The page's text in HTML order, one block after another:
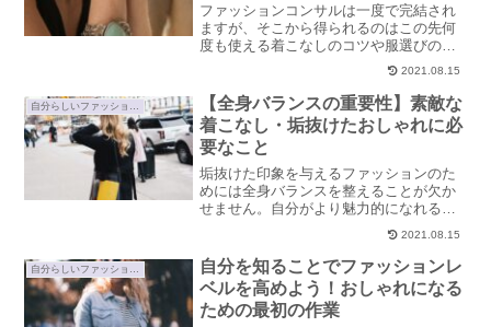
ファッションコンサルは一度で完結され
ますが、そこから得られるのはこの先何
度も使える着こなしのコツや服選びの思
考法、自分だけのファッションスタイル
など。コンサルから得られるものについ
てご紹介していきます。
2021.08.15
【全身バランスの重要性】素敵な
着こなし・垢抜けたおしゃれに必
要なこと
垢抜けた印象を与えるファッションのた
めには全身バランスを整えることが欠か
せません。自分がより魅力的になれる自
分だけのおしゃれバランスを見つけるこ
とが大切。素敵な着こなしのための全身
バランスの重要性についてご紹介しま
す。
2021.08.15
自分らしいファッションの見つけ方
自分を知ることでファッションレ
ベルを高めよう！おしゃれになる
ための最初の作業